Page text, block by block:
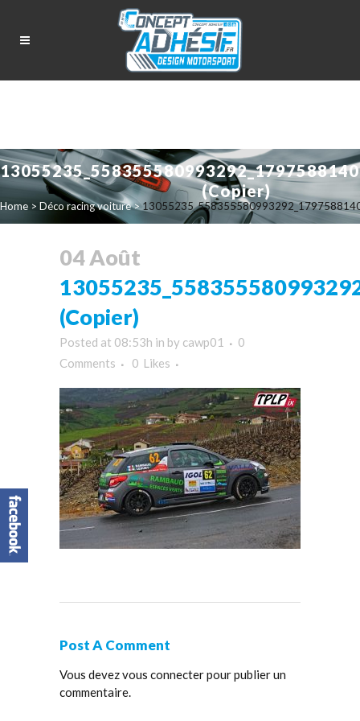
(Copier)
Home > Déco racing voiture>
04 Août
(Copier)
Posted at 08:53h in by cawp01
0
Comments
0 Likes
Post A Comment
Vous devezvous connecterpour publier un
commentaire.